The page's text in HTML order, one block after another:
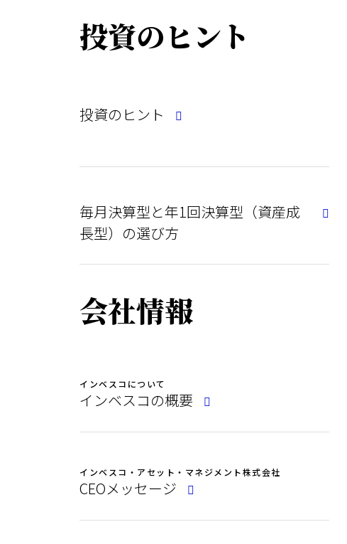
投資のヒント
投資のヒント
毎月決算型と年1回決算型（資産成
長型）の選び方
会社情報
インベスコについて
インベスコの概要
インベスコ・アセット・マネジメント株式会社
CEOメッセージ